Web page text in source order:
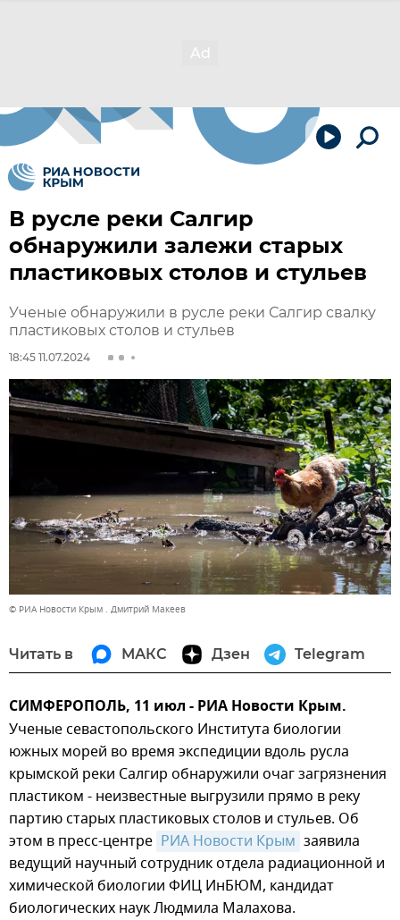
В русле реки Салгир
обнаружили залежи старых
пластиковых столов и стульев
Ученые обнаружили в русле реки Салгир свалку
пластиковых столов и стульев
18:45 11.07.2024
© РИА Новости Крым . Дмитрий Макеев
Читать в МАКС Дзен Telegram
СИМФЕРОПОЛЬ, 11 июл - РИА Новости Крым.
Ученые севастопольского Института биологии
южных морей во время экспедиции вдоль русла
крымской реки Салгир обнаружили очаг загрязнения
пластиком - неизвестные выгрузили прямо в реку
партию старых пластиковых столов и стульев. Об
этом в пресс-центре РИА Новости Крым заявила
ведущий научный сотрудник отдела радиационной и
химической биологии ФИЦ ИнБЮМ, кандидат
биологических наук Людмила Малахова.